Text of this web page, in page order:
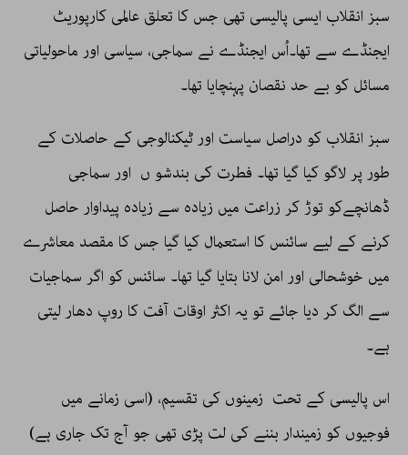
سبز انقلاب ایسی پالیسی تھی جس کا تعلق عالمی کارپوریٹ
ایجنڈے سے تھا۔اُس ایجنڈے نے سماجی، سیاسی اور ماحولیاتی
مسائل کو بے حد نقصان پہنچایا تھا۔
سبز انقلاب کو دراصل سیاست اور ٹیکنالوجی کے حاصلات کے
طور پر لاگو کیا گیا تھا۔ فطرت کی بندشو ں اور سماجی
ڈھانچےکو توڑ کر زراعت میں زیادہ سے زیادہ پیداوار حاصل
کرنے کے لیے سائنس کا استعمال کیا گیا جس کا مقصد معاشرے
میں خوشحالی اور امن لانا بتایا گیا تھا۔ سائنس کو اگر سماجیات
سے الگ کر دیا جائے تو یہ اکثر اوقات آفت کا روپ دھار لیتی
ہے۔
اس پالیسی کے تحت زمینوں کی تقسیم، (اسی زمانے میں
فوجیوں کو زمیندار بننے کی لت پڑی تھی جو آج تک جاری ہے)